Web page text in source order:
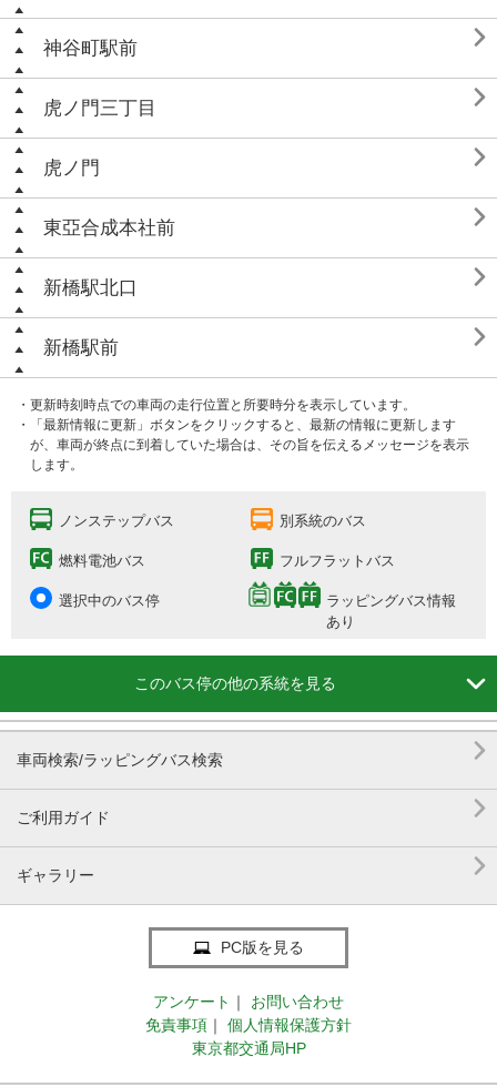
神谷町駅前 
虎ノ門三丁目 
虎ノ門 
東亞合成本社前 
新橋駅北口 
新橋駅前 
・更新時刻時点での車両の走行位置と所要時分を表示しています。
・「最新情報に更新」ボタンをクリックすると、最新の情報に更新します
が、車両が終点に到着していた場合は、その旨を伝えるメッセージを表示
します。
ノンステップバス 別系統のバス
燃料電池バス フルフラットバス
選択中のバス停
ラッピングバス情報
あり
このバス停の他の系統を見る 
車両検索/ラッピングバス検索 
ご利用ガイド 
ギャラリー 
PC版を見る
アンケート ｜
お問い合わせ
免責事項 ｜
個人情報保護方針
東京都交通局HP